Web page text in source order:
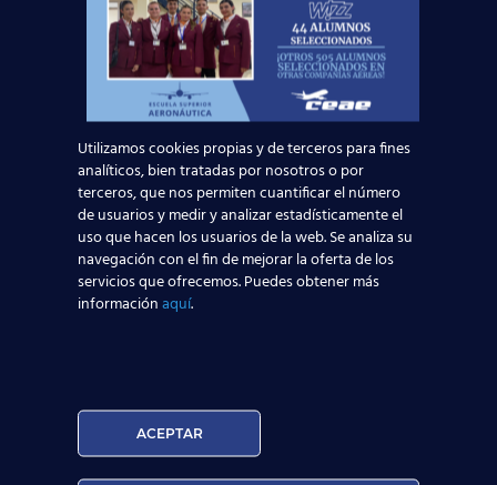
Nuestro objetivo final es que el alumno esté
lo mejor preparado posible, con lamayor
experiencia y conocimientos posibles para
ejercer la profesión de auxiliar de vuelo
. Esto nos convierte en una institución
de prestigio entre los departamentos de
recursos humanos de las diferentes
compañías de transporte aéreo de España.
La aviación comercial vuelve a arrancar,
demostrando que se trata de uno de los sectores
más importantes de nuestro país. Si quieres
formar parte de él, ¡contacta con nosotros
consejos y medidas establecidas
por las autoridades médicas y
aeronáuticas.
Utilizamos cookies propias y de terceros para fines
analíticos, bien tratadas por nosotros o por
terceros, que nos permiten cuantificar el número
de usuarios y medir y analizar estadísticamente el
uso que hacen los usuarios de la web. Se analiza su
navegación con el fin de mejorar la oferta de los
servicios que ofrecemos. Puedes obtener más
informaciónaquí.
ACEPTAR